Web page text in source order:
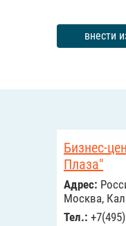
внести
Бизнес-
Плаза"
Адрес:
Москва,
Тел.: